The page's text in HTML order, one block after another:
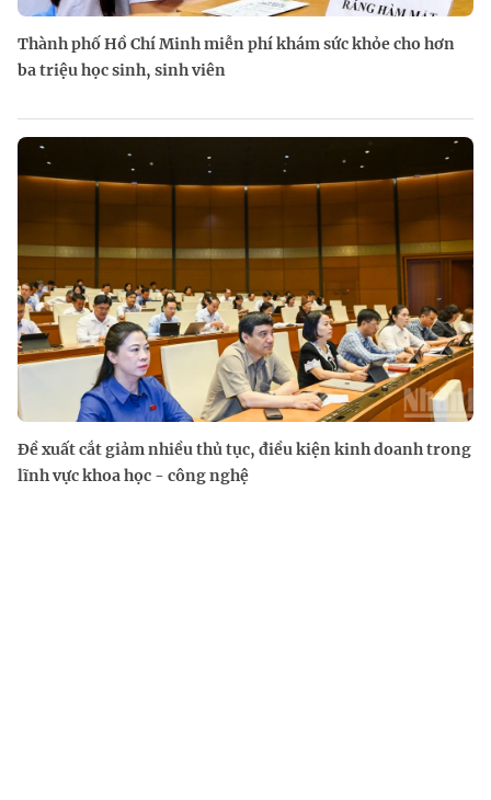
Thành phố Hồ Chí Minh miễn phí khám sức khỏe cho hơn
ba triệu học sinh, sinh viên
Đề xuất cắt giảm nhiều thủ tục, điều kiện kinh doanh trong
lĩnh vực khoa học - công nghệ